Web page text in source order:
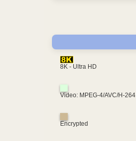
8K - Ultra HD
Video: MPEG-4/AVC/H-264
Encrypted